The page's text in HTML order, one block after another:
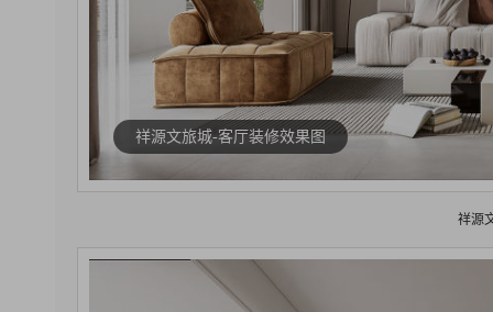
祥源文旅城-客厅装修效果图
祥源